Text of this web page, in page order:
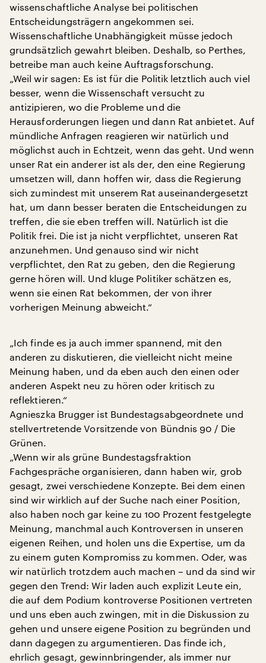
wissenschaftliche Analyse bei politischen
Entscheidungsträgern angekommen sei.
Wissenschaftliche Unabhängigkeit müsse jedoch
grundsätzlich gewahrt bleiben. Deshalb, so Perthes,
betreibe man auch keine Auftragsforschung.
„Weil wir sagen: Es ist für die Politik letztlich auch viel
besser, wenn die Wissenschaft versucht zu
antizipieren, wo die Probleme und die
Herausforderungen liegen und dann Rat anbietet. Auf
mündliche Anfragen reagieren wir natürlich und
möglichst auch in Echtzeit, wenn das geht. Und wenn
unser Rat ein anderer ist als der, den eine Regierung
umsetzen will, dann hoffen wir, dass die Regierung
sich zumindest mit unserem Rat auseinandergesetzt
hat, um dann besser beraten die Entscheidungen zu
treffen, die sie eben treffen will. Natürlich ist die
Politik frei. Die ist ja nicht verpflichtet, unseren Rat
anzunehmen. Und genauso sind wir nicht
verpflichtet, den Rat zu geben, den die Regierung
gerne hören will. Und kluge Politiker schätzen es,
wenn sie einen Rat bekommen, der von ihrer
vorherigen Meinung abweicht.“
„Ich finde es ja auch immer spannend, mit den
anderen zu diskutieren, die vielleicht nicht meine
Meinung haben, und da eben auch den einen oder
anderen Aspekt neu zu hören oder kritisch zu
reflektieren.“
Agnieszka Brugger ist Bundestagsabgeordnete und
stellvertretende Vorsitzende von Bündnis 90 / Die
Grünen.
„Wenn wir als grüne Bundestagsfraktion
Fachgespräche organisieren, dann haben wir, grob
gesagt, zwei verschiedene Konzepte. Bei dem einen
sind wir wirklich auf der Suche nach einer Position,
also haben noch gar keine zu 100 Prozent festgelegte
Meinung, manchmal auch Kontroversen in unseren
eigenen Reihen, und holen uns die Expertise, um da
zu einem guten Kompromiss zu kommen. Oder, was
wir natürlich trotzdem auch machen – und da sind wir
gegen den Trend: Wir laden auch explizit Leute ein,
die auf dem Podium kontroverse Positionen vertreten
und uns eben auch zwingen, mit in die Diskussion zu
gehen und unsere eigene Position zu begründen und
dann dagegen zu argumentieren. Das finde ich,
ehrlich gesagt, gewinnbringender, als immer nur